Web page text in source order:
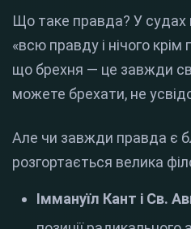
Що таке правда? У судах
«всю правду і нічого
що брехня — це завжди
можете брехати, не
Але чи завжди правда є
розгортається велика
Іммануїл Кант і Св.